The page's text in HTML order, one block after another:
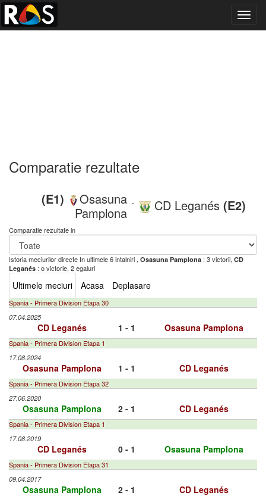
Comparatie rezultate
(E1)
Osasuna
Pamplona
- CD Leganés (E2)
Comparatie rezultate in
Istoria meciurilor directe In ultimele 6 intalniri , Osasuna Pamplona : 3 victorii, CD
Leganés : o victorie, 2 egaluri
Ultimele meciuri Acasa Deplasare
Spania - Primera Division Etapa 30
07.04.2025
CD Leganés 1 - 1 Osasuna Pamplona
Spania - Primera Division Etapa 1
17.08.2024
Osasuna Pamplona 1 - 1 CD Leganés
Spania - Primera Division Etapa 32
27.06.2020
Osasuna Pamplona 2 - 1 CD Leganés
Spania - Primera Division Etapa 1
17.08.2019
CD Leganés 0 - 1 Osasuna Pamplona
Spania - Primera Division Etapa 31
09.04.2017
Osasuna Pamplona 2 - 1 CD Leganés